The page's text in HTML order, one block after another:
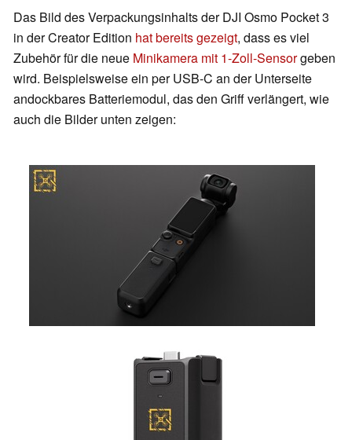
Das Bild des Verpackungsinhalts der DJI Osmo Pocket 3
in der Creator Edition hat bereits gezeigt, dass es viel
Zubehör für die neue Minikamera mit 1-Zoll-Sensorgeben
wird. Beispielsweise ein per USB-C an der Unterseite
andockbares Batteriemodul, das den Griff verlängert, wie
auch die Bilder unten zeigen: